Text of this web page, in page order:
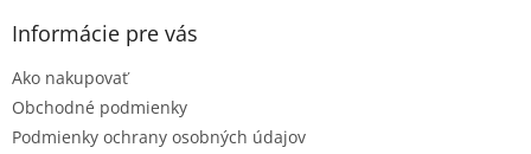
y
Informácie pre vás
Ako nakupovať
Obchodné podmienky
Podmienky ochrany osobných údajov